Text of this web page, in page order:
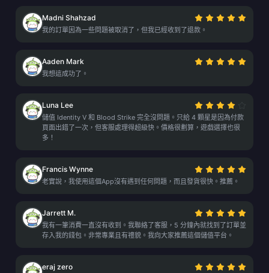
Madni Shahzad
我的訂單因為一些問題被取消了，但我已經收到了退款。
Aaden Mark
我想這成功了。
Luna Lee
儲值 Identity V 和 Blood Strike 完全沒問題。只給 4 顆星是因為付款
頁面出錯了一次，但客服處理得超級快。價格很劃算，遊戲選擇也很
多！
Francis Wynne
老實說，我使用這個App沒有遇到任何問題，而且發貨很快。推薦。
Jarrett M.
我有一筆消費一直沒有收到。我聯絡了客服，5 分鐘內就找到了訂單並
存入我的錢包。非常專業且有禮貌。我向大家推薦這個儲值平台。
eraj zero